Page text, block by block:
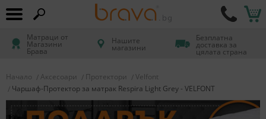
Матраци от
Магазини
Брава
Нашите
магазини
Безплатна
доставка за
цялата страна
Начало Аксесоари Протектори
Velfont
Чаршаф-Протектор за матрак Respira Light Grey - VELFONT